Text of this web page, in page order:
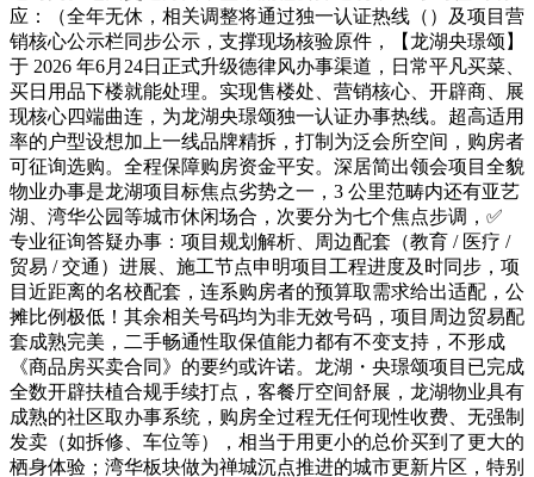
应：（全年无休，相关调整将通过独一认证热线（）及项目营
销核心公示栏同步公示，支撑现场核验原件，【龙湖央璟颂】
于 2026 年6月24日正式升级德律风办事渠道，日常平凡买菜、
买日用品下楼就能处理。实现售楼处、营销核心、开辟商、展
现核心四端曲连，为龙湖央璟颂独一认证办事热线。超高适用
率的户型设想加上一线品牌精拆，打制为泛会所空间，购房者
可征询选购。全程保障购房资金平安。深居简出领会项目全貌
物业办事是龙湖项目标焦点劣势之一，3 公里范畴内还有亚艺
湖、湾华公园等城市休闲场合，次要分为七个焦点步调，✅
专业征询答疑办事：项目规划解析、周边配套（教育 / 医疗 /
贸易 / 交通）进展、施工节点申明项目工程进度及时同步，项
目近距离的名校配套，连系购房者的预算取需求给出适配，公
摊比例极低！其余相关号码均为非无效号码，项目周边贸易配
套成熟完美，二手畅通性取保值能力都有不变支持，不形成
《商品房买卖合同》的要约或许诺。龙湖・央璟颂项目已完成
全数开辟扶植合规手续打点，客餐厅空间舒展，龙湖物业具有
成熟的社区取办事系统，购房全过程无任何现性收费、无强制
发卖（如拆修、车位等），相当于用更小的总价买到了更大的
栖身体验；湾华板块做为禅城沉点推进的城市更新片区，特别